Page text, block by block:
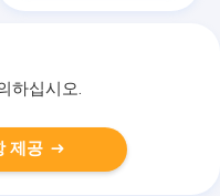
하십시오.
제공